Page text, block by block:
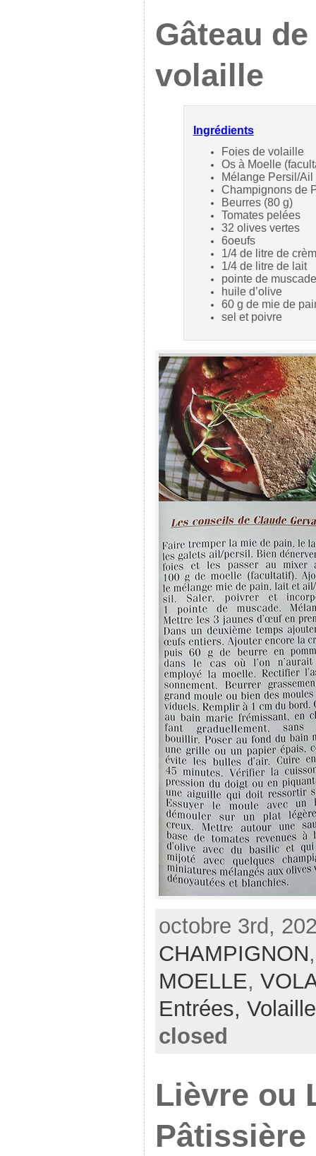
Gâteau
volaille
Ingrédients
Foies de volaille
Os à Moelle
Mélange Persil/Ail
Champignons de
Beurres (80 g)
Tomates pelées
32 olives vertes
6oeufs
1/4 de litre de
1/4 de litre de lait
pointe de muscade
huile d’olive
60 g de mie de
sel et poivre
octobre 3rd,
CHAMPIGNON
MOELLE,
Entrées, Volaille
closed
Lièvre ou
Pâtissière